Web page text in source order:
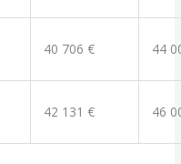
40 706 € 44
42 131 € 46